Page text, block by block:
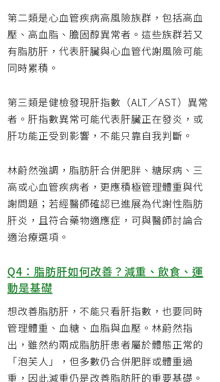
第二類是心血管疾病高風險族群，包括高血
壓、高血脂、膽固醇異常者。這些族群若又
有脂肪肝，代表肝臟與心血管代謝風險可能
同時累積。
第三類是健檢發現肝指數（ALT／AST）異常
者。肝指數異常可能代表肝臟正在發炎，或
肝功能正受到影響，不能只靠自我判斷。
林蔚然強調，脂肪肝合併肥胖、糖尿病、三
高或心血管疾病者，更應積極管理體重與代
謝問題；若經醫師確認已進展為代謝性脂肪
肝炎，且符合藥物適應症，可與醫師討論合
適治療選項。
Q4：脂肪肝如何改善？減重、飲食、運
動是基礎
想改善脂肪肝，不能只看肝指數，也要同時
管理體重、血糖、血脂與血壓。林蔚然指
出，雖然約兩成脂肪肝患者屬於體態正常的
「泡芙人」，但多數仍合併肥胖或體重過
重，因此減重仍是改善脂肪肝的重要基礎。